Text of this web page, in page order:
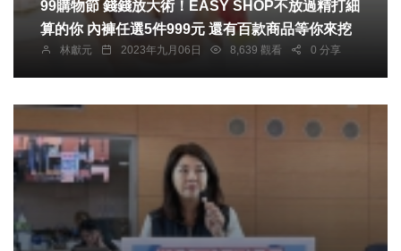
99購物節 錢錢放大術！EASY SHOP不放過精打細
算的你 內褲任選5件999元 還有百款商品等你來挖
林獻元 2023年九月06日 8,639 觀看 0 分享